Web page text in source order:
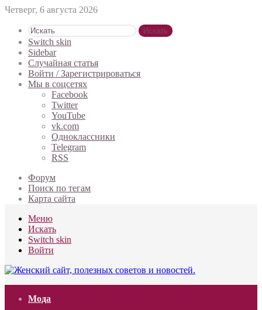
Четверг, 6 августа 2026
Искать
Switch skin
Sidebar
Случайная статья
Войти / Зарегистрироваться
Мы в соцсетях
Facebook
Twitter
YouTube
vk.com
Одноклассники
Telegram
RSS
Форум
Поиск по тегам
Карта сайта
Меню
Искать
Switch skin
Войти
Мода